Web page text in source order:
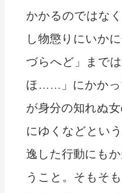
かかるのではな
し物懲りにいか
づらへど」まで
ほ……」にかかっ
が身分の知れぬ
にゆくなどとい
逸した行動にも
うこと。そもそ